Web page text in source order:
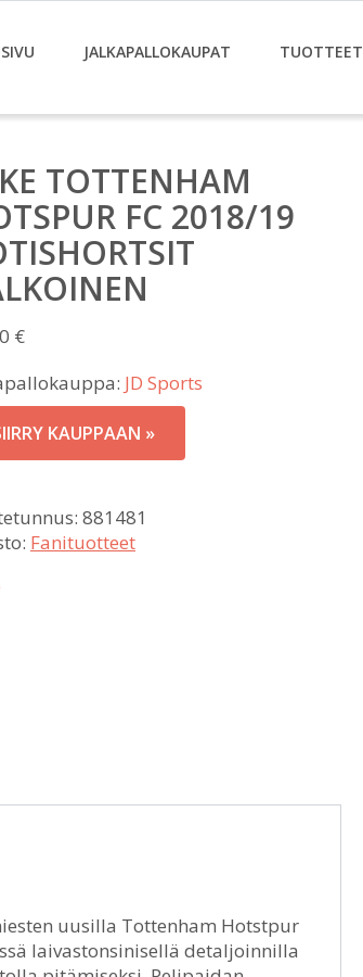
JALKAPALLOKAUPAT TUOTTEET
TOTTENHAM
FC 2018/19
€
JD Sports
KAUPPAAN »
881481
Fanituotteet
uusilla Tottenham Hotstpur
laivastonsinisellä detaljoinnilla